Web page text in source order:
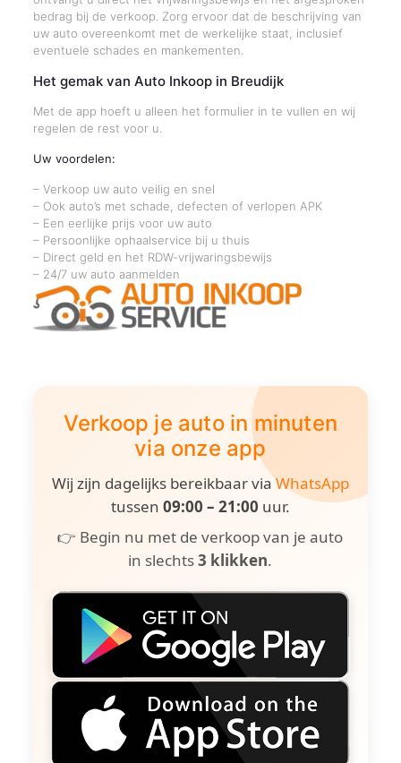
bedrag bij de verkoop. Zorg ervoor dat de beschrijving van
uw auto overeenkomt met de werkelijke staat, inclusief
eventuele schades en mankementen.
Het gemak van Auto Inkoop in Breudijk
Met de app hoeft u alleen het formulier in te vullen en wij
regelen de rest voor u.
Uw voordelen:
– Verkoop uw auto veilig en snel
– Ook auto’s met schade, defecten of verlopen APK
– Een eerlijke prijs voor uw auto
– Persoonlijke ophaalservice bij u thuis
– Direct geld en het RDW-vrijwaringsbewijs
– 24/7 uw auto aanmelden
Verkoop je auto in minuten
via onze app
Wij zijn dagelijks bereikbaar viaWhatsApp
tussen 09:00 – 21:00 uur.
👉 Begin nu met de verkoop van je auto
in slechts3 klikken.